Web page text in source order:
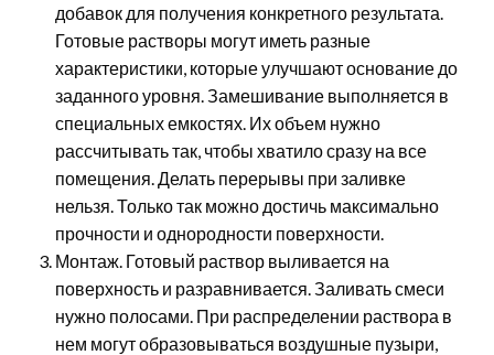
добавок для получения конкретного результата.
Готовые растворы могут иметь разные
характеристики, которые улучшают основание до
заданного уровня. Замешивание выполняется в
специальных емкостях. Их объем нужно
рассчитывать так, чтобы хватило сразу на все
помещения. Делать перерывы при заливке
нельзя. Только так можно достичь максимально
прочности и однородности поверхности.
Монтаж. Готовый раствор выливается на
поверхность и разравнивается. Заливать смеси
нужно полосами. При распределении раствора в
нем могут образовываться воздушные пузыри,